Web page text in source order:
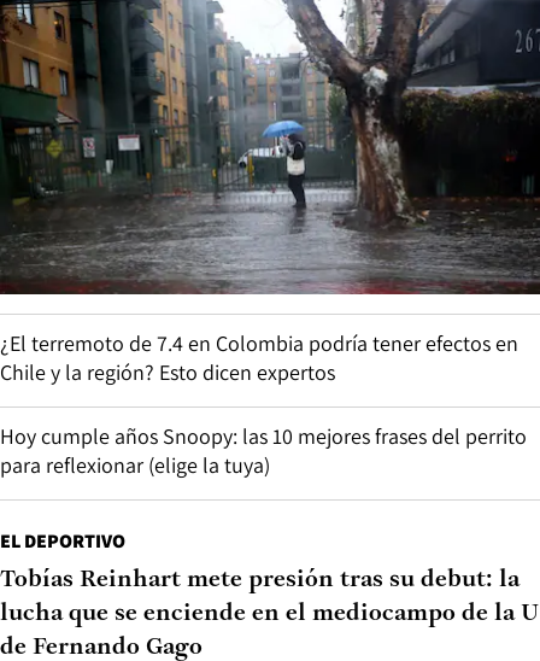
¿El terremoto de 7.4 en Colombia podría tener efectos en
Chile y la región? Esto dicen expertos
Hoy cumple años Snoopy: las 10 mejores frases del perrito
para reflexionar (elige la tuya)
EL DEPORTIVO
Tobías Reinhart mete presión tras su debut: la
lucha que se enciende en el mediocampo de la U
de Fernando Gago